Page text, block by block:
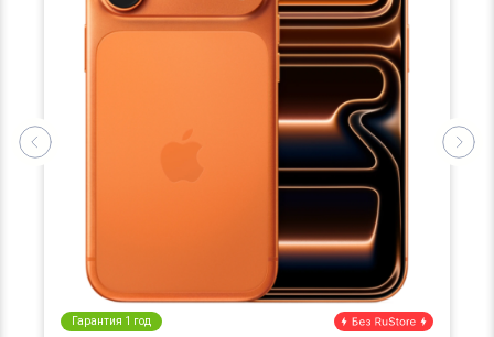
Гарантия 1 год